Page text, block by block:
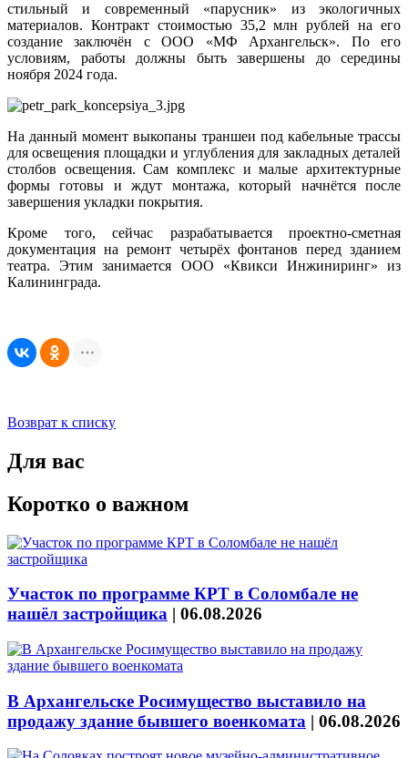
стильный и современный «парусник» из экологичных
материалов. Контракт стоимостью 35,2 млн рублей на его
создание заключён с ООО «МФ Архангельск». По его
условиям, работы должны быть завершены до середины
ноября 2024 года.
На данный момент выкопаны траншеи под кабельные трассы
для освещения площадки и углубления для закладных деталей
столбов освещения. Сам комплекс и малые архитектурные
формы готовы и ждут монтажа, который начнётся после
завершения укладки покрытия.
Кроме того, сейчас разрабатывается проектно-сметная
документация на ремонт четырёх фонтанов перед зданием
театра. Этим занимается ООО «Квикси Инжиниринг» из
Калининграда.
Возврат к списку
Для вас
Коротко о важном
Участок по программе КРТ в Соломбале не
нашёл застройщика | 06.08.2026
В Архангельске Росимущество выставило на
продажу здание бывшего военкомата | 06.08.2026